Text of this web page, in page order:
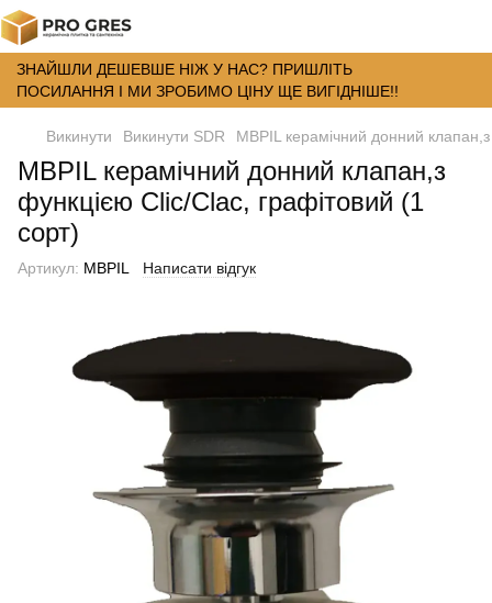
ЗНАЙШЛИ ДЕШЕВШЕ НІЖ У НАС? ПРИШЛІТЬ
ПОСИЛАННЯ І МИ ЗРОБИМО ЦІНУ ЩЕ ВИГІДНІШЕ!!
Викинути Викинути SDR MBPIL керамічний донний
MBPIL керамічний донний клапан,з
функцією Clic/Clac, графітовий (1
сорт)
Артикул: MBPIL Написати відгук